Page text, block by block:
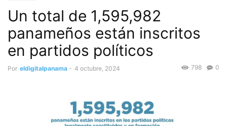
Un total de 1,595,982
panameños están inscritos
en partidos políticos
Por eldigitalpanama - 4 octubre, 2024 0
798